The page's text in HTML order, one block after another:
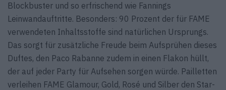
Blockbuster und so erfrischend wie Fannings
Leinwandauftritte. Besonders: 90 Prozent der für FAME
verwendeten Inhaltsstoffe sind natürlichen Ursprungs.
Das sorgt für zusätzliche Freude beim Aufsprühen dieses
Duftes, den Paco Rabanne zudem in einen Flakon hüllt,
der auf jeder Party für Aufsehen sorgen würde. Pailletten
verleihen FAME Glamour, Gold, Rosé und Silber den Star-